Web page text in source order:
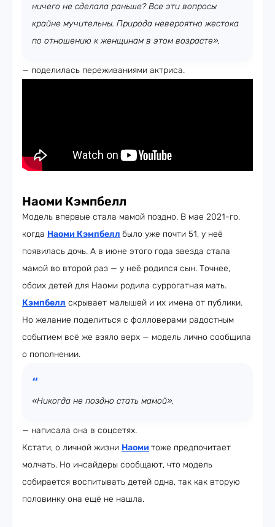
ничего не сделала раньше? Все эти вопросы
крайне мучительны. Природа невероятно жестока
по отношению к женщинам в этом возрасте»,
— поделилась переживаниями актриса.
Наоми Кэмпбелл
Модель впервые стала мамой поздно. В мае 2021-го,
когда Наоми Кэмпбелл было уже почти 51, у неё
появилась дочь. А в июне этого года звезда стала
мамой во второй раз — у неё родился сын. Точнее,
обоих детей для Наоми родила суррогатная мать.
Кэмпбелл скрывает малышей и их имена от публики.
Но желание поделиться с фолловерами радостным
событием всё же взяло верх — модель лично сообщила
о пополнении.
«Никогда не поздно стать мамой»,
— написала она в соцсетях.
Кстати, о личной жизни Наоми тоже предпочитает
молчать. Но инсайдеры сообщают, что модель
собирается воспитывать детей одна, так как вторую
половинку она ещё не нашла.